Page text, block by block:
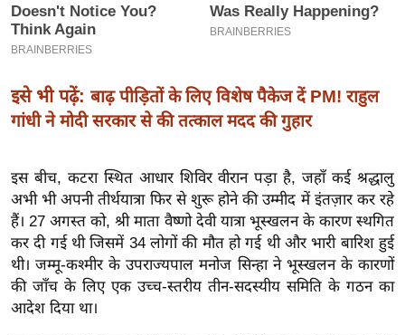
पे
प
र
मि
सा
बे
मि
सा
ल
श
ख्सि
इसे भी पढ़ें: बाढ़ पीड़ितों के लिए विशेष पैकेज दें PM! राहुल
गांधी ने मोदी सरकार से की तत्काल मदद की गुहार
इस बीच, कटरा स्थित आधार शिविर वीरान पड़ा है, जहाँ कई श्रद्धालु
अभी भी अपनी तीर्थयात्रा फिर से शुरू होने की उम्मीद में इंतज़ार कर रहे
हैं। 27 अगस्त को, श्री माता वैष्णो देवी यात्रा भूस्खलन के कारण स्थगित
कर दी गई थी जिसमें 34 लोगों की मौत हो गई थी और भारी बारिश हुई
थी। जम्मू-कश्मीर के उपराज्यपाल मनोज सिन्हा ने भूस्खलन के कारणों
की जाँच के लिए एक उच्च-स्तरीय तीन-सदस्यीय समिति के गठन का
आदेश दिया था।